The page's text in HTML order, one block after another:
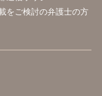
をご検討の弁護士の方